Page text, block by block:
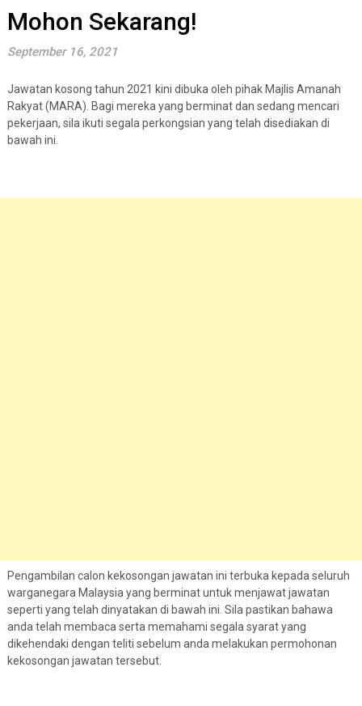
Mohon Sekarang!
September 16, 2021
Jawatan kosong tahun 2021 kini dibuka oleh pihak Majlis Amanah
Rakyat (MARA). Bagi mereka yang berminat dan sedang mencari
pekerjaan, sila ikuti segala perkongsian yang telah disediakan di
bawah ini.
Pengambilan calon kekosongan jawatan ini terbuka kepada seluruh
warganegara Malaysia yang berminat untuk menjawat jawatan
seperti yang telah dinyatakan di bawah ini. Sila pastikan bahawa
anda telah membaca serta memahami segala syarat yang
dikehendaki dengan teliti sebelum anda melakukan permohonan
kekosongan jawatan tersebut.